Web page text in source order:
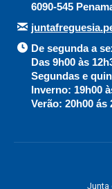
6090-545
De segunda a
Das 9h00 às
Segundas e
Inverno: 19h00
Verão: 20h00 ás
Junta